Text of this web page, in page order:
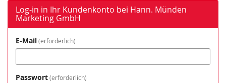
Log-in in Ihr Kundenkonto bei Hann. Münden
Marketing GmbH
E-Mail erforderlich
Passwort erforderlich